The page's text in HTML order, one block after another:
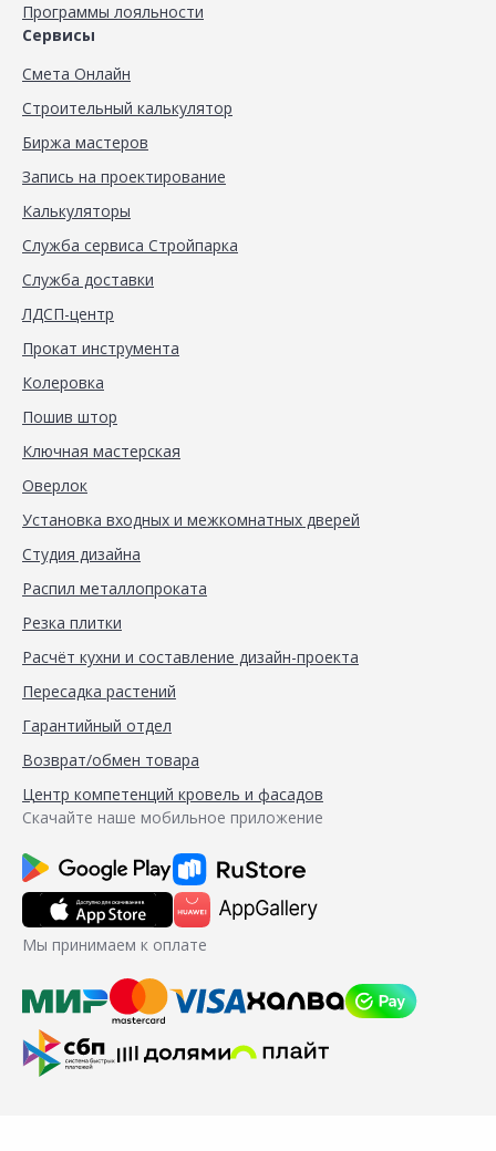
Программы лояльности
Сервисы
Смета Онлайн
Строительный калькулятор
Биржа мастеров
Запись на проектирование
Калькуляторы
Служба сервиса Стройпарка
Служба доставки
ЛДСП-центр
Прокат инструмента
Колеровка
Пошив штор
Ключная мастерская
Оверлок
Установка входных и межкомнатных дверей
Студия дизайна
Распил металлопроката
Резка плитки
Расчёт кухни и составление дизайн-проекта
Пересадка растений
Гарантийный отдел
Возврат/обмен товара
Центр компетенций кровель и фасадов
Скачайте наше мобильное приложение
Мы принимаем к оплате